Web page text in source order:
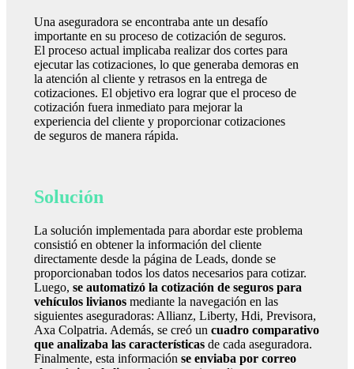
Una aseguradora se encontraba ante un desafío
importante en su proceso de cotización de seguros.
El proceso actual implicaba realizar dos cortes para
ejecutar las cotizaciones, lo que generaba demoras en
la atención al cliente y retrasos en la entrega de
cotizaciones. El objetivo era lograr que el proceso de
cotización fuera inmediato para mejorar la
experiencia del cliente y proporcionar cotizaciones
de seguros de manera rápida.
Solución
La solución implementada para abordar este problema
consistió en obtener la información del cliente
directamente desde la página de Leads, donde se
proporcionaban todos los datos necesarios para cotizar.
Luego, se automatizó la cotización de seguros para
vehículos livianosmediante la navegación en las
siguientes aseguradoras: Allianz, Liberty, Hdi, Previsora,
Axa Colpatria. Además, se creó un cuadro comparativo
que analizaba las característicasde cada aseguradora.
Finalmente, esta información se enviaba por correo